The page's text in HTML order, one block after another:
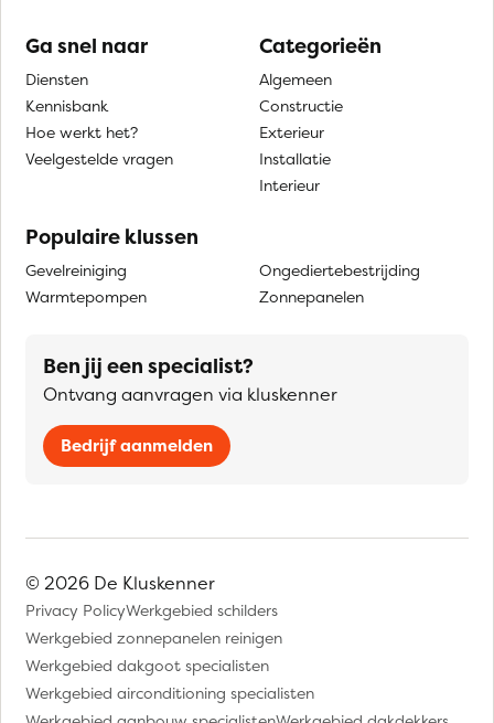
Ga snel naar
Diensten
Kennisbank
Hoe werkt het?
Veelgestelde vragen
Categorieën
Algemeen
Constructie
Exterieur
Installatie
Interieur
Populaire klussen
Gevelreiniging
Warmtepompen
Ongediertebestrijding
Zonnepanelen
Ben jij een specialist?
Ontvang aanvragen via kluskenner
Bedrijf aanmelden
© 2026 De Kluskenner
Privacy PolicyWerkgebied schilders
Werkgebied zonnepanelen reinigen
Werkgebied dakgoot specialisten
Werkgebied airconditioning specialisten